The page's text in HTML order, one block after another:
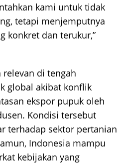
kami untuk tidak
tetapi menjemputnya
konkret dan terukur,”
di tengah
global akibat konflik
ekspor pupuk oleh
Kondisi tersebut
terhadap sektor pertanian
Indonesia mampu
kebijakan yang